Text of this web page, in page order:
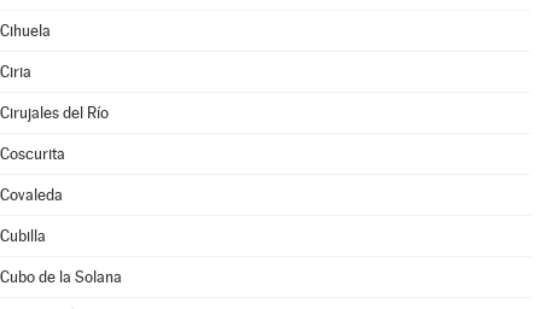
Cihuela
Ciria
Cirujales del Río
Coscurita
Covaleda
Cubilla
Cubo de la Solana